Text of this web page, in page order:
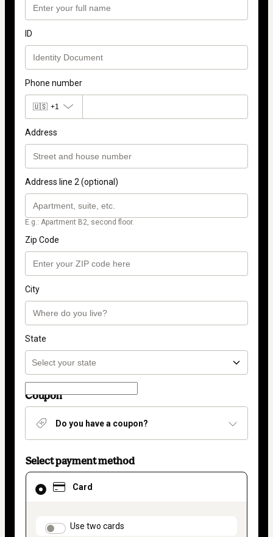
ID
Phone number
🇺🇸 +1
Address
Address line 2 (optional)
E.g.: Apartment B2, second floor.
Zip Code
City
State
Coupon
Do you have a coupon?
Select payment method
Card
payment_data.section_title_v2
Use two cards
Card
selected
method